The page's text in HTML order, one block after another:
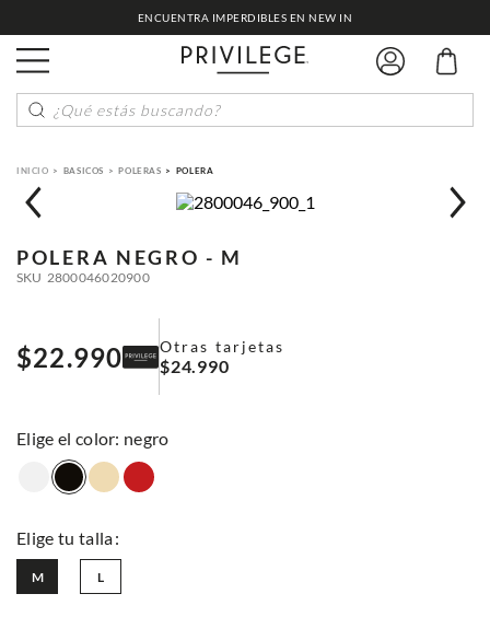
ENCUENTRA IMPERDIBLES EN NEW IN
¿Qué estás buscando?
BASICOS POLERAS POLERA
POLERA NEGRO - M
SKU 2800046020900
$22.990 Otras tarjetas
$24.990
: negro
L
M